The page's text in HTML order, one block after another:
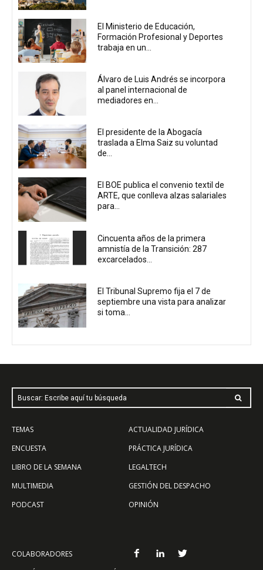
El Ministerio de Educación,
Formación Profesional y Deportes
trabaja en un...
Álvaro de Luis Andrés se incorpora
al panel internacional de
mediadores en...
El presidente de la Abogacía
traslada a Elma Saiz su voluntad
de...
El BOE publica el convenio textil de
ARTE, que conlleva alzas salariales
para...
Cincuenta años de la primera
amnistía de la Transición: 287
excarcelados...
El Tribunal Supremo fija el 7 de
septiembre una vista para analizar
si toma...
Buscar: Escribe aquí tu búsqueda
TEMAS
ENCUESTA
LIBRO DE LA SEMANA
MULTIMEDIA
PODCAST
ACTUALIDAD JURÍDICA
PRÁCTICA JURÍDICA
LEGALTECH
GESTIÓN DEL DESPACHO
OPINIÓN
COLABORADORES